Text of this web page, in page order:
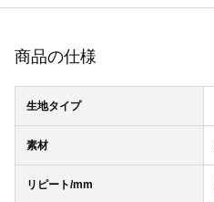
商品の仕様
生地タイプ
素材
リピート/mm